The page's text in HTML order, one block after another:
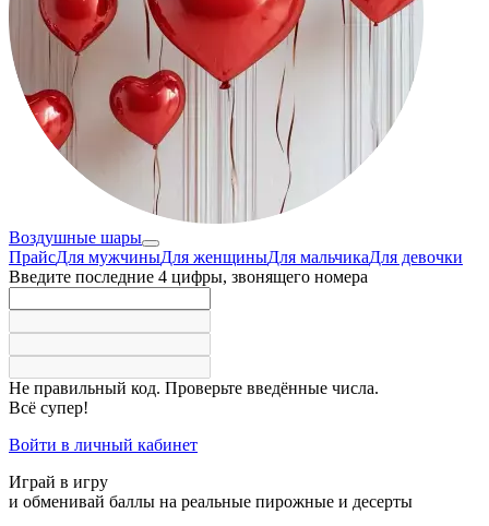
Воздушные шары
ПрайсДля мужчиныДля женщиныДля мальчикаДля девочки
Введите последние 4 цифры, звонящего номера
Не правильный код. Проверьте введённые числа.
Всё супер!
Войти в личный кабинет
Играй в игру
и обменивай баллы на реальные пирожные и десерты